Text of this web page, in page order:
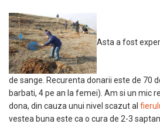
Asta a fost
de sange. Recurenta donarii este de 70
barbati, 4 pe an la femei). Am si un mic
dona, din cauza unui nivel scazut al
vestea buna este ca o cura de 2-3